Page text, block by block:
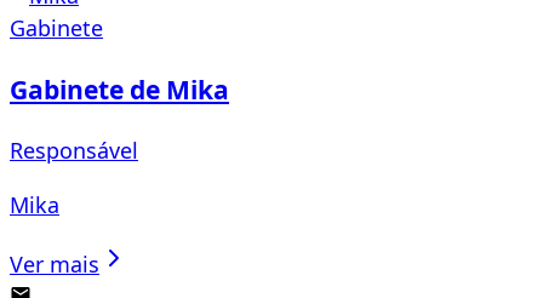
Gabinete
Gabinete de Mika
Responsável
Mika
Ver mais